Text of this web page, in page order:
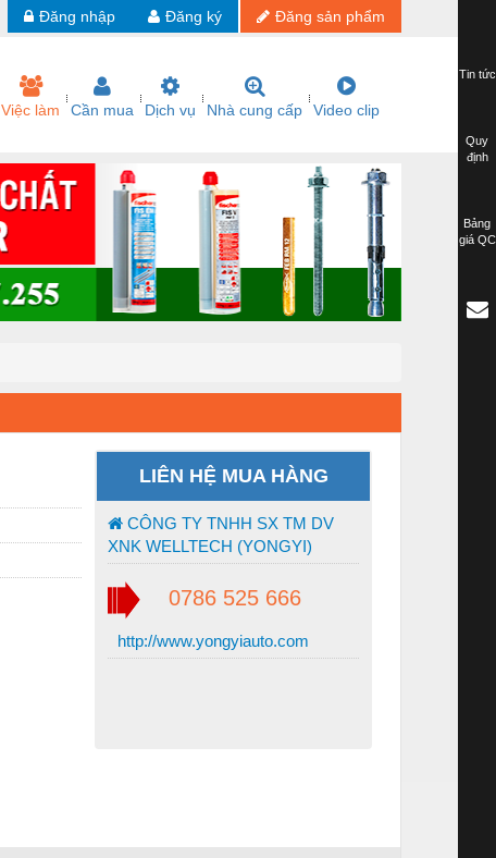
Đăng sản phẩm
Đăng ký
Đăng nhập
Việc làm Cần mua Dịch vụ Nhà cung cấp Video clip
LIÊN HỆ MUA HÀNG
CÔNG TY TNHH SX TM DV
XNK WELLTECH (YONGYI)
0786 525 666
http://www.yongyiauto.com
Tin tức
Quy
định
Bảng
giá QC